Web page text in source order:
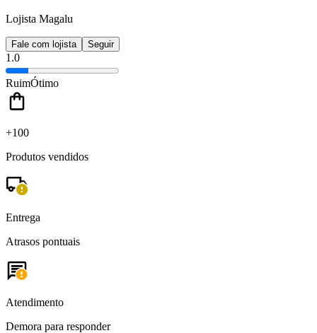
Lojista Magalu
Fale com lojista Seguir
1.0
RuimÓtimo
+100
Produtos vendidos
Entrega
Atrasos pontuais
Atendimento
Demora para responder